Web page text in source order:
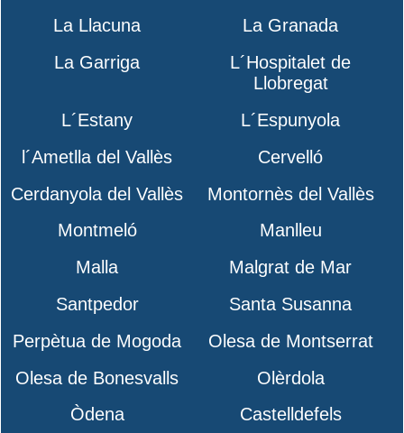
La Llacuna
La Granada
La Garriga
L´Hospitalet de
Llobregat
L´Estany
L´Espunyola
l´Ametlla del Vallès
Cervelló
Cerdanyola del Vallès
Montornès del Vallès
Montmeló
Manlleu
Malla
Malgrat de Mar
Santpedor
Santa Susanna
Perpètua de Mogoda
Olesa de Montserrat
Olesa de Bonesvalls
Olèrdola
Òdena
Castelldefels